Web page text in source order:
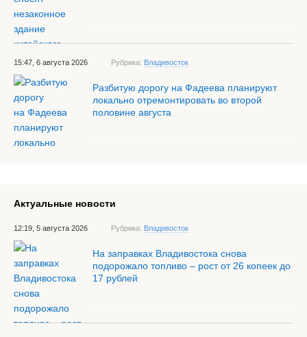
15:47, 6 августа 2026 Рубрика: Владивосток
Разбитую дорогу на Фадеева планируют
локально отремонтировать во второй
половине августа
Актуальные новости
12:19, 5 августа 2026 Рубрика: Владивосток
На заправках Владивостока снова
подорожало топливо – рост от 26 копеек до
17 рублей